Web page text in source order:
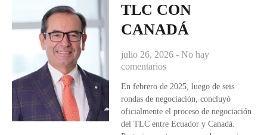
TLC CON
CANADÁ
julio 26, 2026 No hay
comentarios
En febrero de 2025, luego de seis
rondas de negociación, concluyó
oficialmente el proceso de negociación
del TLC entre Ecuador y Canadá.